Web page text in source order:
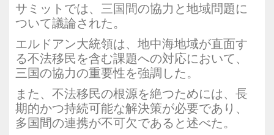
サミットでは、三国間の協力と地域問題に
ついて議論された。
エルドアン大統領は、地中海地域が直面す
る不法移民を含む課題への対応において、
三国の協力の重要性を強調した。
また、不法移民の根源を絶つためには、長
期的かつ持続可能な解決策が必要であり、
多国間の連携が不可欠であると述べた。